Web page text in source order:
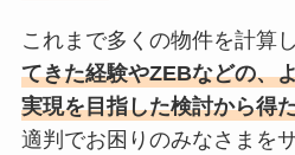
これまで多くの物件を計算し
てきた経験やZEBなどの、
実現を目指した検討から得
適判でお困りのみなさまを